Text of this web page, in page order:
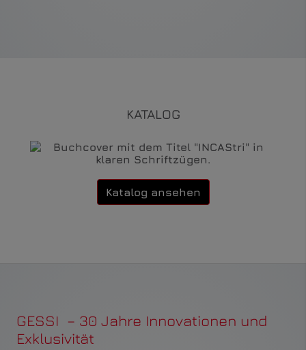
KATALOG
Katalog ansehen
GESSI – 30 Jahre Innovationen und
Exklusivität